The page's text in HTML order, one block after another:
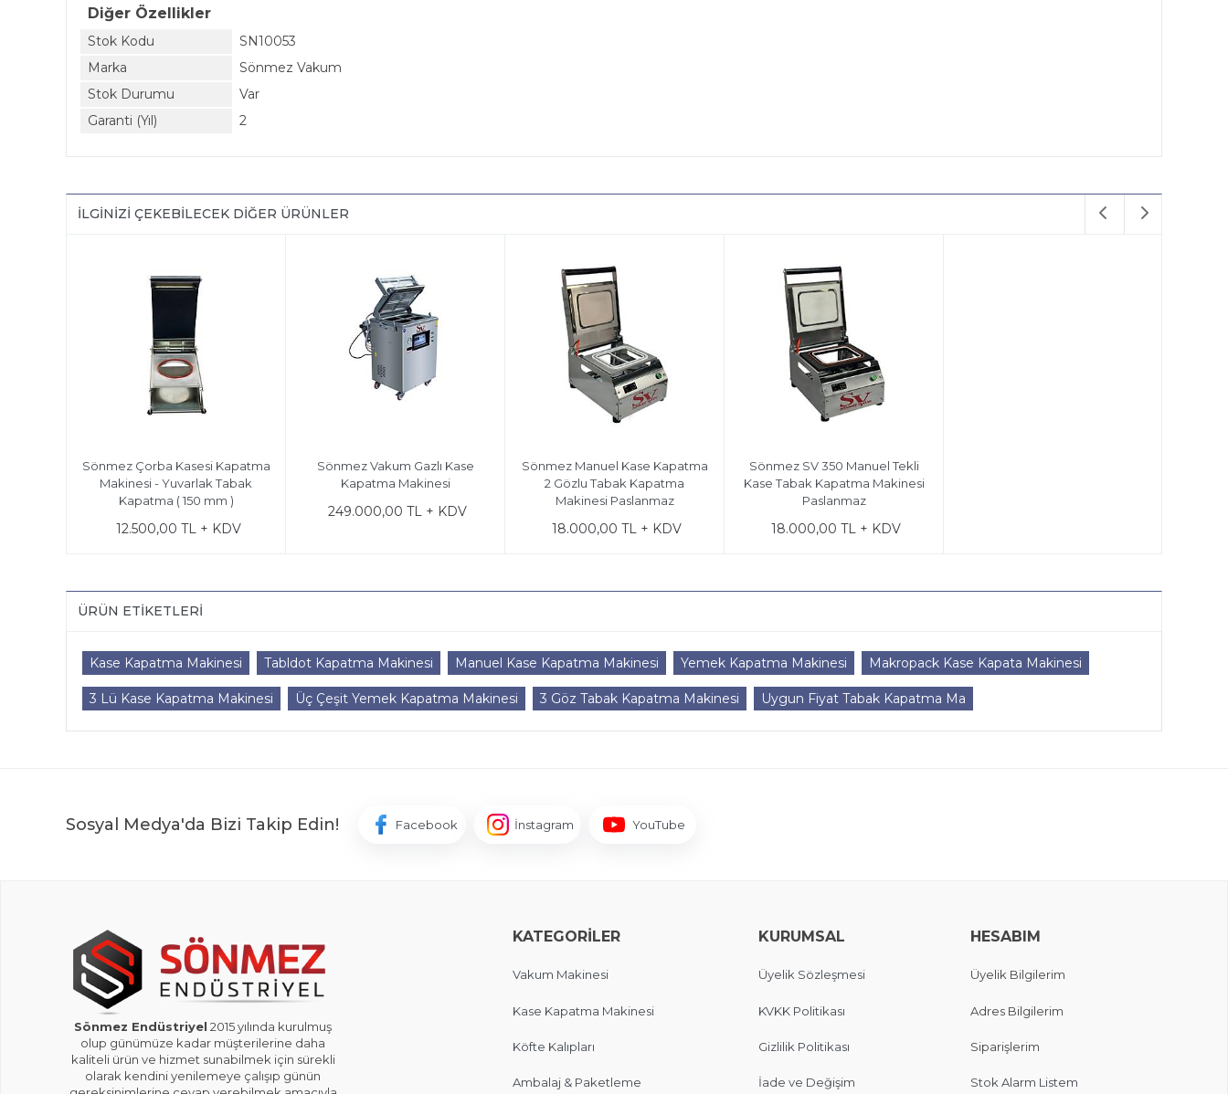
Diğer Özellikler
Stok Kodu
SN10053
Marka
Sönmez Vakum
Stok Durumu
Var
Garanti (Yıl)
2
İLGINIZI ÇEKEBILECEK DIĞER ÜRÜNLER
Sönmez Çorba Kasesi Kapatma
Makinesi - Yuvarlak Tabak
Kapatma ( 150 mm )
12.500,00 TL + KDV
Sönmez Vakum Gazlı Kase
Kapatma Makinesi
249.000,00 TL + KDV
Sönmez Manuel Kase Kapatma
2 Gözlu Tabak Kapatma
Makinesi Paslanmaz
18.000,00 TL + KDV
Sönmez SV 350 Manuel Tekli
Kase Tabak Kapatma Makinesi
Paslanmaz
18.000,00 TL + KDV
ÜRÜN ETIKETLERI
Kase Kapatma Makinesi Tabldot Kapatma Makinesi Manuel Kase Kapatma Makinesi Yemek Kapatma Makinesi Makropack Kase Kapata Makinesi
3 Lü Kase Kapatma Makinesi Üç Çeşit Yemek Kapatma Makinesi 3 Göz Tabak Kapatma Makinesi Uygun Fiyat Tabak Kapatma Ma
Sosyal Medya'da Bizi Takip Edin! Facebook İnstagram YouTube
Sönmez Endüstriyel 2015 yılında kurulmuş
olup günümüze kadar müşterilerine daha
kaliteli ürün ve hizmet sunabilmek için sürekli
olarak kendini yenilemeye çalışıp günün
KATEGORİLER
Vakum Makinesi
Kase Kapatma Makinesi
Köfte Kalıpları
Ambalaj & Paketleme
KURUMSAL
Üyelik Sözleşmesi
KVKK Politikası
Gizlilik Politikası
İade ve Değişim
HESABIM
Üyelik Bilgilerim
Adres Bilgilerim
Siparişlerim
Stok Alarm Listem